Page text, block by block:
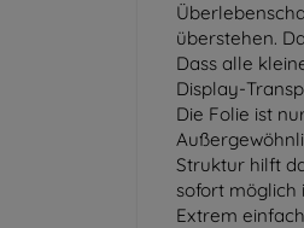
überstehen.
Dass alle
Display-
Die Folie ist
Struktur hilft
sofort möglich
Extrem